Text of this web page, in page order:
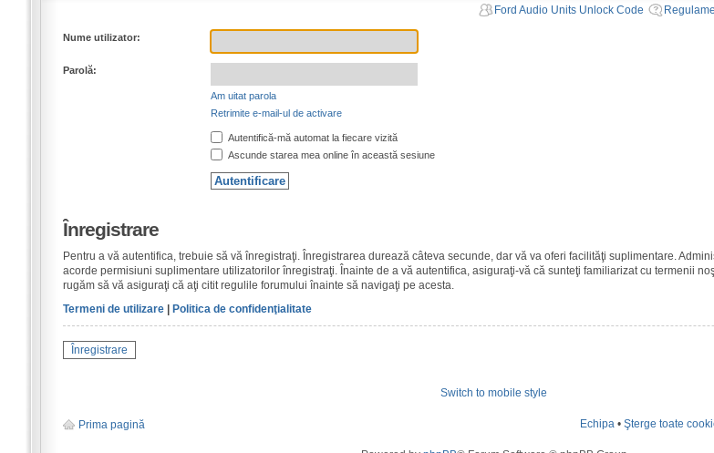
Ford Audio Units Unlock Code
Nume utilizator:
Parolă:
Am uitat parola
Retrimite e-mail-ul de activare
Autentifică-mă automat la fiecare vizită
Ascunde starea mea online în această sesiune
Înregistrare
Pentru a vă autentifica, trebuie să vă înregistraţi. Înregistrarea durează câteva secunde, dar vă va oferi facilităţi suplimentare.
acorde permisiuni suplimentare utilizatorilor înregistraţi. Înainte de a vă autentifica, asiguraţi-vă că sunteţi familiarizat cu termenii
rugăm să vă asiguraţi că aţi citit regulile forumului înainte să navigaţi pe acesta.
Termeni de utilizare| Politica de confidenţialitate
Înregistrare
Switch to mobile style
Prima pagină Echipa •Şterge toate